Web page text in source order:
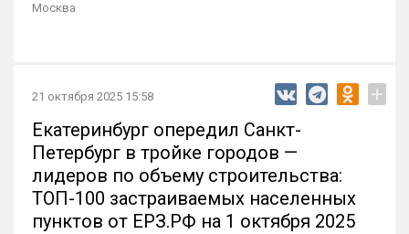
Москва
21 октября 2025 15:58 +
Екатеринбург опередил Санкт-
Петербург в тройке городов —
лидеров по объему строительства:
ТОП-100 застраиваемых населенных
пунктов от ЕРЗ.РФ на 1 октября 2025